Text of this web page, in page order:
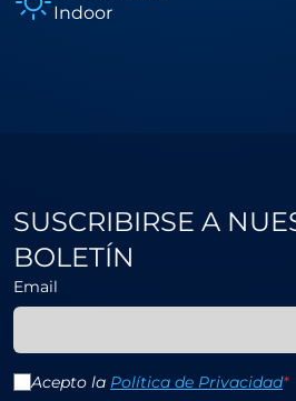
Indoor
SUSCRIBIRSE A
BOLETÍN
Email
Acepto la Política de Privacidad*